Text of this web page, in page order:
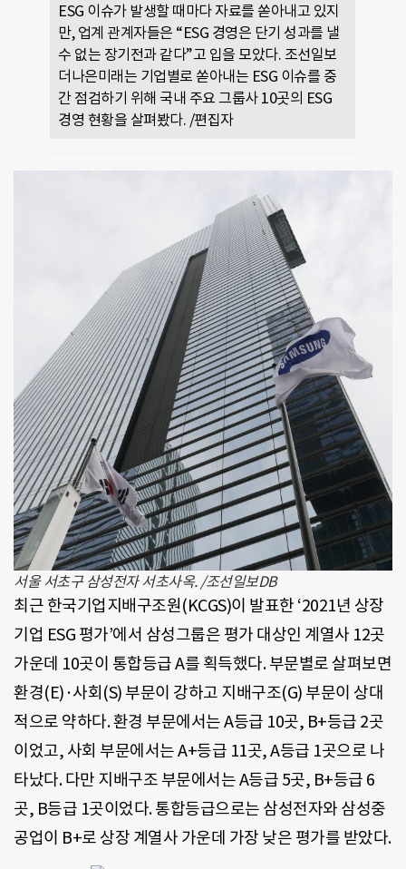
ESG 이슈가 발생할 때마다 자료를 쏟아내고 있지
만, 업계 관계자들은 “ESG 경영은 단기 성과를 낼
수 없는 장기전과 같다”고 입을 모았다. 조선일보
더나은미래는 기업별로 쏟아내는 ESG 이슈를 중
간 점검하기 위해 국내 주요 그룹사 10곳의 ESG
경영 현황을 살펴봤다. /편집자
서울 서초구 삼성전자 서초사옥. /조선일보DB
최근 한국기업지배구조원(KCGS)이 발표한 ‘2021년 상장
기업 ESG 평가’에서 삼성그룹은 평가 대상인 계열사 12곳
가운데 10곳이 통합등급 A를 획득했다. 부문별로 살펴보면
환경(E)·사회(S) 부문이 강하고 지배구조(G) 부문이 상대
적으로 약하다. 환경 부문에서는 A등급 10곳, B+등급 2곳
이었고, 사회 부문에서는 A+등급 11곳, A등급 1곳으로 나
타났다. 다만 지배구조 부문에서는 A등급 5곳, B+등급 6
곳, B등급 1곳이었다. 통합등급으로는 삼성전자와 삼성중
공업이 B+로 상장 계열사 가운데 가장 낮은 평가를 받았다.